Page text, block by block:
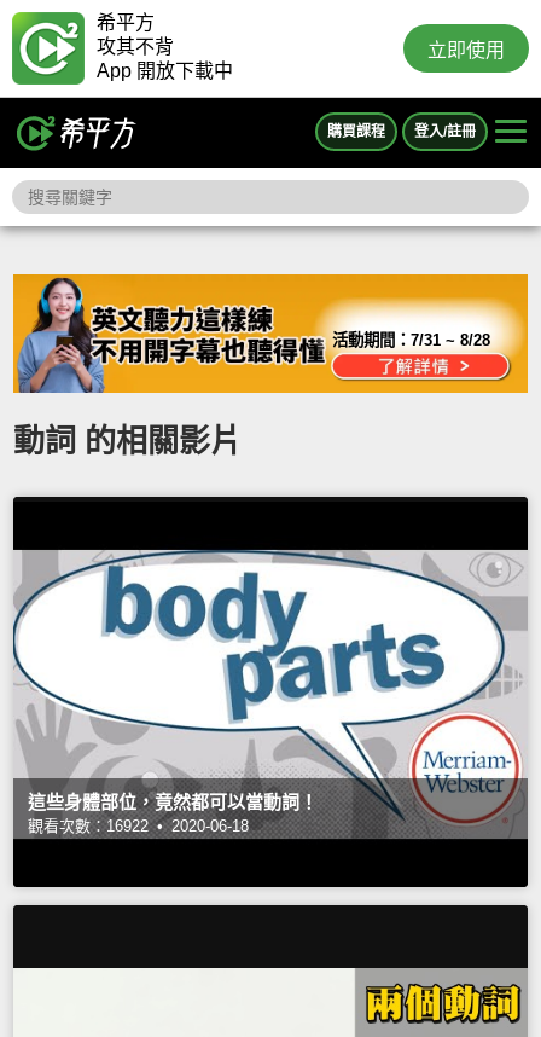
希平方
攻其不背
App 開放下載中
立即使用
購買課程 登入/註冊
活動期間：7/31 ~ 8/28
動詞 的相關影片
這些身體部位，竟然都可以當動詞！
觀看次數：16922 • 2020-06-18